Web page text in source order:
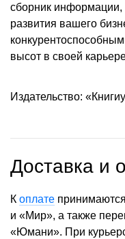
сборник информации,
развития вашего
высот в своей
Издательство:
Доставка и
К оплате
и «Мир», а также
«Юмани». При